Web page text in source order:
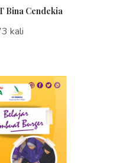
Bina Cendekia
kali